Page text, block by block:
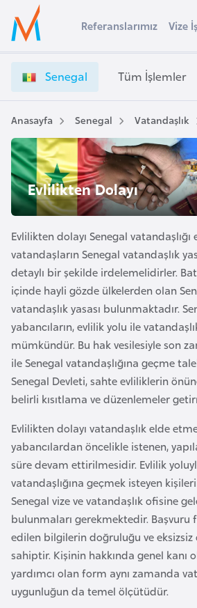
Ülke Seçimi
Başvuru yapmak istediğiniz ülkeyi seçin
Üye
Girişi
e
e
g
a
l
i
z
e
İ
ş
l
e
m
l
e
r
i
Referanslarımız Vize
Senegal Tüm İşlemler
Anasayfa Senegal Vatandaşlık
Evlilikten Dolayı
Evlilikten dolayı Senegal
vatandaşların Senegal vatandaşlık
detaylı bir şekilde irdelemelidirler.
içinde hayli gözde ülkelerden olan
vatandaşlık yasası bulunmaktadır.
yabancıların, evlilik yolu ile
mümkündür. Bu hak vesilesiyle son
ile Senegal vatandaşlığına geçme
Senegal Devleti, sahte evliliklerin
belirli kısıtlama ve düzenlemeler
Evlilikten dolayı vatandaşlık elde
yabancılardan öncelikle istenen,
süre devam ettirilmesidir. Evlilik
vatandaşlığına geçmek isteyen
Senegal vize ve vatandaşlık ofisine
bulunmaları gerekmektedir.
edilen bilgilerin doğruluğu ve
sahiptir. Kişinin hakkında genel kanı
yardımcı olan form aynı zamanda
uygunluğun da temel ölçütüdür.
s
t
r
a
A
v
u
t
u
r
y
a
A
z
e
b
a
y
c
a
n
B
a
h